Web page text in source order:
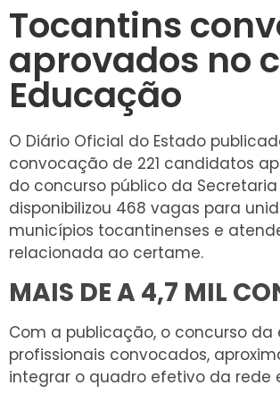
Tocantins
aprovados no
Educação
O Diário Oficial do Estado
convocação de 221 candidatos
do concurso público da
disponibilizou 468 vagas para
municípios tocantinenses e
relacionada ao certame.
MAIS DE A 4,7 MIL
Com a publicação, o concurso
profissionais convocados,
integrar o quadro efetivo da rede